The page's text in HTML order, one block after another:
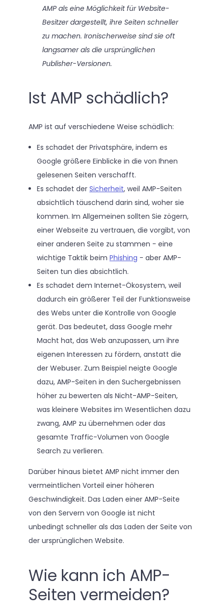
AMP als eine Möglichkeit für Website-
Besitzer dargestellt, ihre Seiten schneller
zu machen. Ironischerweise sind sie oft
langsamer als die ursprünglichen
Publisher-Versionen.
Ist AMP schädlich?
AMP ist auf verschiedene Weise schädlich:
Es schadet der Privatsphäre, indem es
Google größere Einblicke in die von Ihnen
gelesenen Seiten verschafft.
Es schadet der Sicherheit, weil AMP-Seiten
absichtlich täuschend darin sind, woher sie
kommen. Im Allgemeinen sollten Sie zögern,
einer Webseite zu vertrauen, die vorgibt, von
einer anderen Seite zu stammen - eine
wichtige Taktik beim Phishing - aber AMP-
Seiten tun dies absichtlich.
Es schadet dem Internet-Ökosystem, weil
dadurch ein größerer Teil der Funktionsweise
des Webs unter die Kontrolle von Google
gerät. Das bedeutet, dass Google mehr
Macht hat, das Web anzupassen, um ihre
eigenen Interessen zu fördern, anstatt die
der Webuser. Zum Beispiel neigte Google
dazu, AMP-Seiten in den Suchergebnissen
höher zu bewerten als Nicht-AMP-Seiten,
was kleinere Websites im Wesentlichen dazu
zwang, AMP zu übernehmen oder das
gesamte Traffic-Volumen von Google
Search zu verlieren.
Darüber hinaus bietet AMP nicht immer den
vermeintlichen Vorteil einer höheren
Geschwindigkeit. Das Laden einer AMP-Seite
von den Servern von Google ist nicht
unbedingt schneller als das Laden der Seite von
der ursprünglichen Website.
Wie kann ich AMP-
Seiten vermeiden?